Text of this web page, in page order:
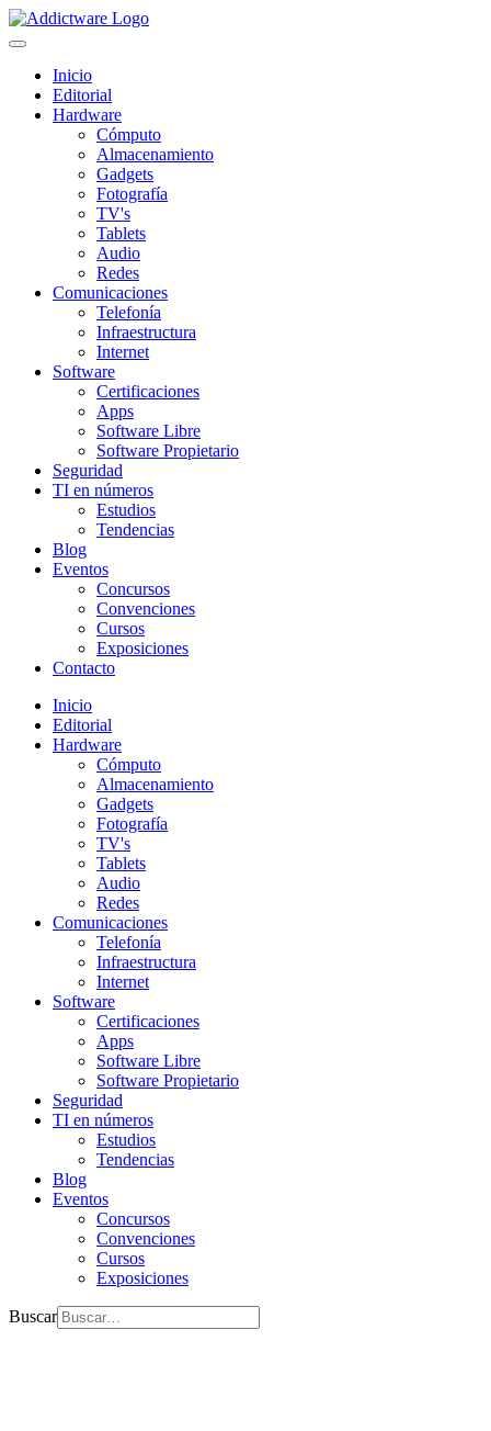
Inicio
Editorial
Hardware
Cómputo
Almacenamiento
Gadgets
Fotografía
TV's
Tablets
Audio
Redes
Comunicaciones
Telefonía
Infraestructura
Internet
Software
Certificaciones
Apps
Software Libre
Software Propietario
Seguridad
TI en números
Estudios
Tendencias
Blog
Eventos
Concursos
Convenciones
Cursos
Exposiciones
Contacto
Inicio
Editorial
Hardware
Cómputo
Almacenamiento
Gadgets
Fotografía
TV's
Tablets
Audio
Redes
Comunicaciones
Telefonía
Infraestructura
Internet
Software
Certificaciones
Apps
Software Libre
Software Propietario
Seguridad
TI en números
Estudios
Tendencias
Blog
Eventos
Concursos
Convenciones
Cursos
Exposiciones
Buscar